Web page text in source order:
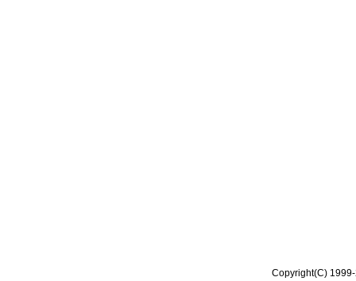
Copyright(C)